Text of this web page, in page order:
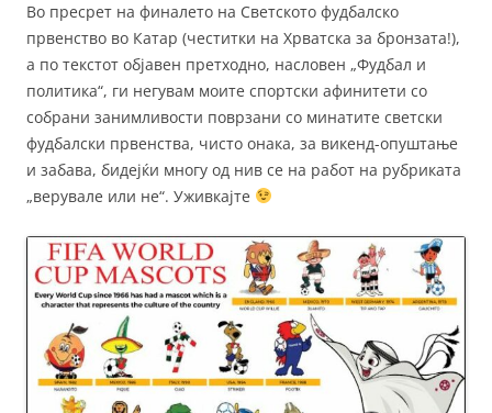
c
e
b
o
o
k
itt
er
ai
l
ss
e
n
g
er
Во пресрет на финалето на Светското фудбалско
првенство во Катар (честитки на Хрватска за бронзата!),
а по текстот објавен претходно, насловен „Фудбал и
политика“, ги негувам моите спортски афинитети со
собрани занимливости поврзани со минатите светски
фудбалски првенства, чисто онака, за викенд-опуштање
и забава, бидејќи многу од нив се на работ на рубриката
„верувале или не“. Уживкајте